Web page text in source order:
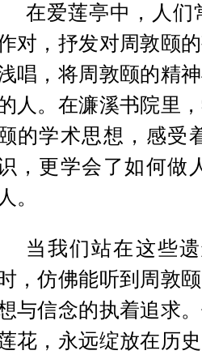
在爱莲亭中，人们
对，抒发对周敦颐
唱，将周敦颐的精
人。在濂溪书院里
颐的学术思想，感受
，更学会了如何做
人。
当我们站在这些
，仿佛能听到周敦
与信念的执着追求
花，永远绽放在历